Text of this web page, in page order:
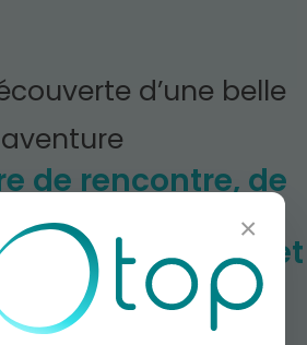
de rencontre, de
communes,
d'envie de beau et
durable.
d’une belle
aventure
×